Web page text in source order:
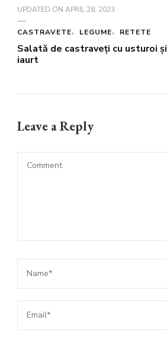
UPDATED ON APRIL 28, 2023
CASTRAVETE LEGUME RETETE
Salată de castraveți cu usturoi și
iaurt
Leave a Reply